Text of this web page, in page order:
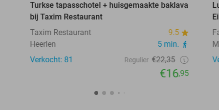
Turkse tapasschotel + huisgemaakte baklava
bij Taxim Restaurant
Taxim Restaurant
9.5
Heerlen
5 min.
Verkocht: 81
Regulier €22,35
€16,95